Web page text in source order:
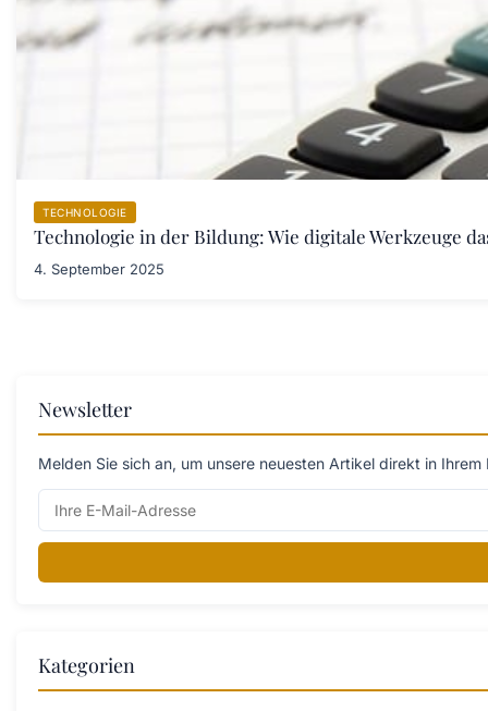
TECHNOLOGIE
Technologie in der Bildung: Wie digitale Werkzeuge
4. September 2025
Newsletter
Melden Sie sich an, um unsere neuesten Artikel direkt in
Kategorien